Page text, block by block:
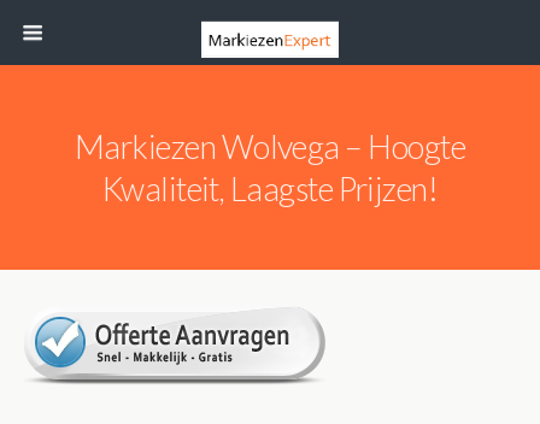
Markiezen Wolvega – Hoogte
Kwaliteit, Laagste Prijzen!